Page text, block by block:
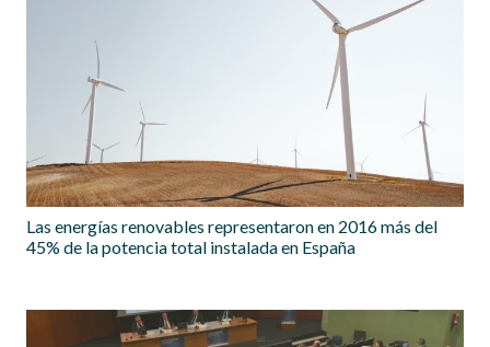
Las energías renovables representaron en 2016 más del
45% de la potencia total instalada en España